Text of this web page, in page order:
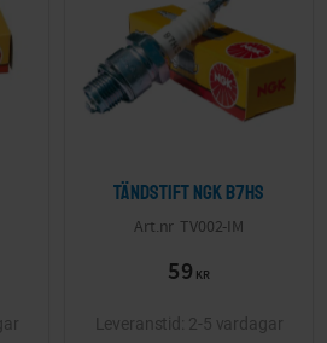
Sachs Schimsbrickor Sachs
Trimkit Sachs Tändsystem Sachs
Tändstift NGK B7HS
TV002-IM
59 KR
2-5 vardagar